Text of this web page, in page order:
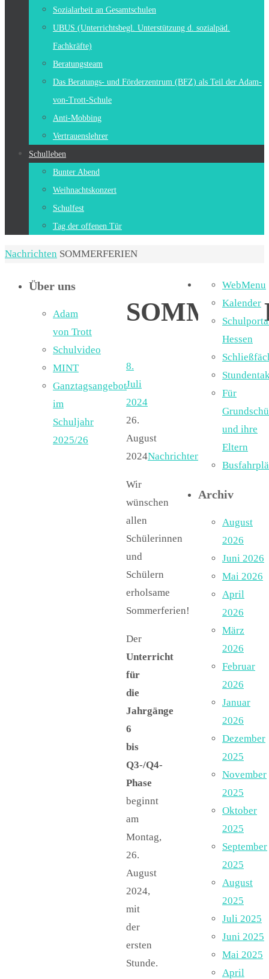
Sozialarbeit an Gesamtschulen
UBUS (Unterrichtsbegl. Unterstützung d. sozialpäd.
Fachkräfte)
Beratungsteam
Das Beratungs- und Förderzentrum (BFZ) als Teil der Adam-
von-Trott-Schule
Anti-Mobbing
Vertrauenslehrer
Schulleben
Bunter Abend
Weihnachtskonzert
Schulfest
Tag der offenen Tür
Start
Nachrichten SOMMERFERIEN
8.
Juli
2024
26.
August
2024Nachrichten
Wir
wünschen
allen
Schülerinnen
und
Schülern
erholsame
Sommerferien!
Der
Unterricht
für
die
Jahrgänge
6
bis
Q3-/Q4-
Phase
beginnt
am
Montag,
26.
August
2024,
mit
der
ersten
Stunde.
Über uns
Adam
von Trott
Schulvideo
MINT
Ganztagsangebot
im
Schuljahr
2025/26
WebMenu
Kalender
Hessen
Für
und ihre
Eltern
Archiv
August
2026
Juni 2026
Mai 2026
April
2026
März
2026
Februar
2026
Januar
2026
Dezember
2025
November
2025
Oktober
2025
September
2025
August
2025
Juli 2025
Juni 2025
Mai 2025
April